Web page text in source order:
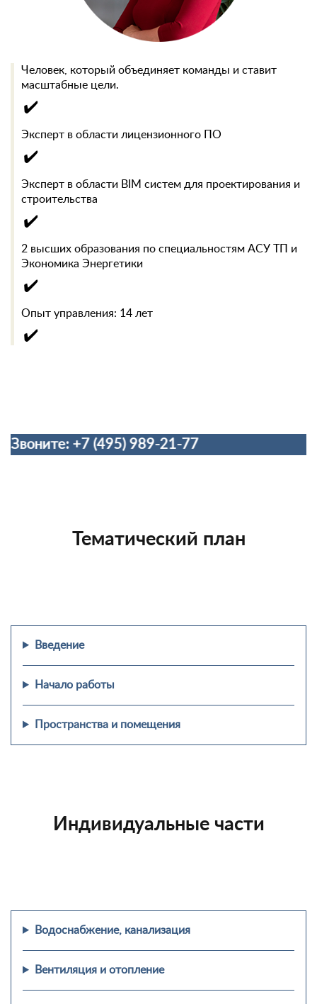
Человек, который объединяет команды и ставит
масштабные цели.
✔️
Эксперт в области лицензионного ПО
✔️
Эксперт в области BIM систем для проектирования и
строительства
✔️
2 высших образования по специальностям АСУ ТП и
Экономика Энергетики
✔️
Опыт управления: 14 лет
✔️
+7 (495) 989-21-77
Тематический план
Введение
Начало работы
Пространства и помещения
Индивидуальные части
Водоснабжение, канализация
Вентиляция и отопление